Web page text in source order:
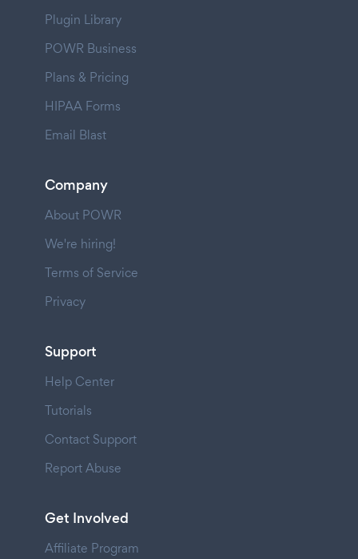
Plugin Library
POWR Business
Plans & Pricing
HIPAA Forms
Email Blast
Company
About POWR
We're hiring!
Terms of Service
Privacy
Support
Help Center
Tutorials
Contact Support
Report Abuse
Get Involved
Affiliate Program